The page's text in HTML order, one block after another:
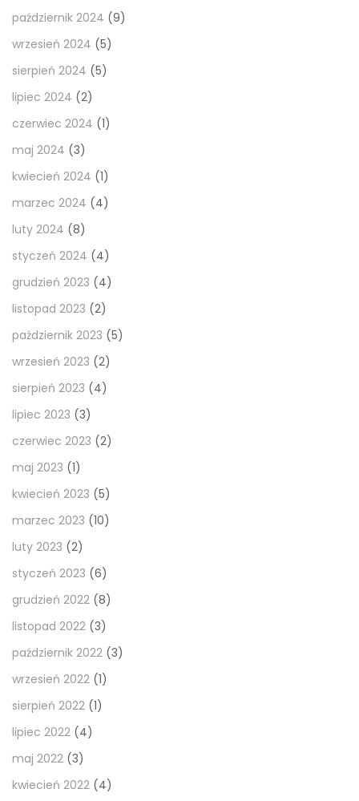
październik 2024 (9)
wrzesień 2024 (5)
sierpień 2024 (5)
lipiec 2024 (2)
czerwiec 2024 (1)
maj 2024 (3)
kwiecień 2024 (1)
marzec 2024 (4)
luty 2024 (8)
styczeń 2024 (4)
grudzień 2023 (4)
listopad 2023 (2)
październik 2023 (5)
wrzesień 2023 (2)
sierpień 2023 (4)
lipiec 2023 (3)
czerwiec 2023 (2)
maj 2023 (1)
kwiecień 2023 (5)
marzec 2023 (10)
luty 2023 (2)
styczeń 2023 (6)
grudzień 2022 (8)
listopad 2022 (3)
październik 2022 (3)
wrzesień 2022 (1)
sierpień 2022 (1)
lipiec 2022 (4)
maj 2022 (3)
kwiecień 2022 (4)